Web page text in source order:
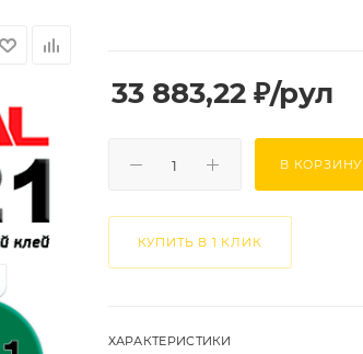
33 883,22₽/рул
В КОРЗИНУ
КУПИТЬ В 1 КЛИК
ХАРАКТЕРИСТИКИ